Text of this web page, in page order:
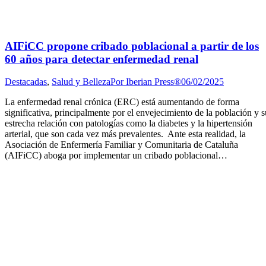
AIFiCC propone cribado poblacional a partir de los
60 años para detectar enfermedad renal
Destacadas, Salud y BellezaPorIberian Press®06/02/2025
La enfermedad renal crónica (ERC) está aumentando de forma
significativa, principalmente por el envejecimiento de la población y
estrecha relación con patologías como la diabetes y la hipertensión
arterial, que son cada vez más prevalentes. Ante esta realidad, la
Asociación de Enfermería Familiar y Comunitaria de Cataluña
(AIFiCC) aboga por implementar un cribado poblacional…